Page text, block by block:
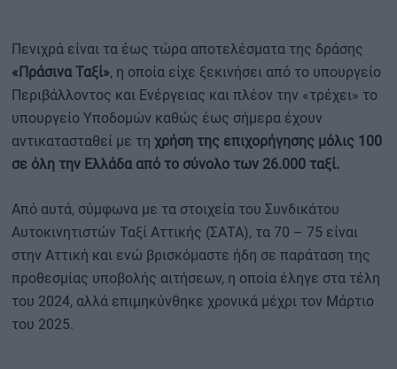
Πενιχρά είναι τα έως τώρα αποτελέσματα της δράσης
«Πράσινα Ταξί», η οποία είχε ξεκινήσει από το υπουργείο
Περιβάλλοντος και Ενέργειας και πλέον την «τρέχει» το
υπουργείο Υποδομών καθώς έως σήμερα έχουν
αντικατασταθεί με τη χρήση της επιχορήγησης μόλις 100
σε όλη την Ελλάδα από το σύνολο των 26.000 ταξί.
Από αυτά, σύμφωνα με τα στοιχεία του Συνδικάτου
Αυτοκινητιστών Ταξί Αττικής (ΣΑΤΑ), τα 70 – 75 είναι
στην Αττική και ενώ βρισκόμαστε ήδη σε παράταση της
προθεσμίας υποβολής αιτήσεων, η οποία έληγε στα τέλη
του 2024, αλλά επιμηκύνθηκε χρονικά μέχρι τον Μάρτιο
του 2025.